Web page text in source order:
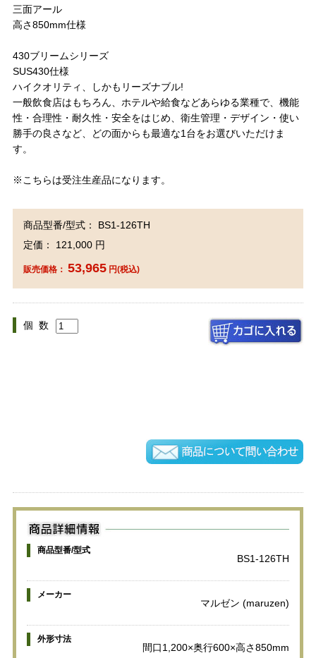
三面アール
高さ850mm仕様
430ブリームシリーズ
SUS430仕様
ハイクオリティ、しかもリーズナブル!
一般飲食店はもちろん、ホテルや給食などあらゆる業種で、機能
性・合理性・耐久性・安全をはじめ、衛生管理・デザイン・使い
勝手の良さなど、どの面からも最適な1台をお選びいただけま
す。
※こちらは受注生産品になります。
商品型番/型式： BS1-126TH
定価： 121,000 円
販売価格： 53,965円(税込)
個 数
商品型番/型式
BS1-126TH
メーカー
マルゼン (maruzen)
外形寸法
間口1,200×奥行600×高さ850mm